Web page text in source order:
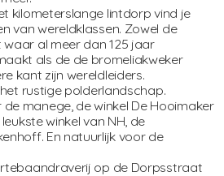
kilometerslange lintdorp vind je
van wereldklassen. Zowel de
al meer dan 125 jaar
als de de bromeliakweker
kant zijn wereldleiders.
rustige polderlandschap.
manege, de winkel De Hooimaker
winkel van NH, de
En natuurlijk voor de
op de Dorpsstraat